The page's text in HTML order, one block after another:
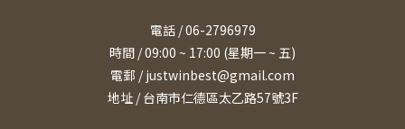
電話 / 06-2796979
時間 / 09:00 ~ 17:00 (星期一 ~ 五)
電郵 / justwinbest@gmail.com
地址 /台南市仁德區太乙路57號3F